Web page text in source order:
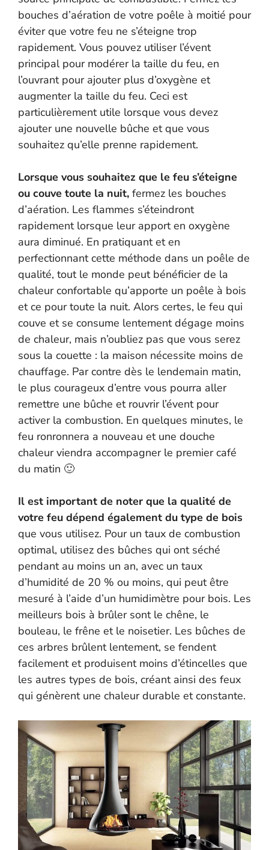
bouches d’aération de votre poêle à moitié pour
éviter que votre feu ne s’éteigne trop
rapidement. Vous pouvez utiliser l’évent
principal pour modérer la taille du feu, en
l’ouvrant pour ajouter plus d’oxygène et
augmenter la taille du feu. Ceci est
particulièrement utile lorsque vous devez
ajouter une nouvelle bûche et que vous
souhaitez qu’elle prenne rapidement.
Lorsque vous souhaitez que le feu s’éteigne
ou couve toute la nuit, fermez les bouches
d’aération. Les flammes s’éteindront
rapidement lorsque leur apport en oxygène
aura diminué. En pratiquant et en
perfectionnant cette méthode dans un poêle de
qualité, tout le monde peut bénéficier de la
chaleur confortable qu’apporte un poêle à bois
et ce pour toute la nuit. Alors certes, le feu qui
couve et se consume lentement dégage moins
de chaleur, mais n’oubliez pas que vous serez
sous la couette : la maison nécessite moins de
chauffage. Par contre dès le lendemain matin,
le plus courageux d’entre vous pourra aller
remettre une bûche et rouvrir l’évent pour
activer la combustion. En quelques minutes, le
feu ronronnera a nouveau et une douche
chaleur viendra accompagner le premier café
du matin 🙂
Il est important de noter que la qualité de
votre feu dépend également du type de bois
que vous utilisez. Pour un taux de combustion
optimal, utilisez des bûches qui ont séché
pendant au moins un an, avec un taux
d’humidité de 20 % ou moins, qui peut être
mesuré à l’aide d’un humidimètre pour bois. Les
meilleurs bois à brûler sont le chêne, le
bouleau, le frêne et le noisetier. Les bûches de
ces arbres brûlent lentement, se fendent
facilement et produisent moins d’étincelles que
les autres types de bois, créant ainsi des feux
qui génèrent une chaleur durable et constante.